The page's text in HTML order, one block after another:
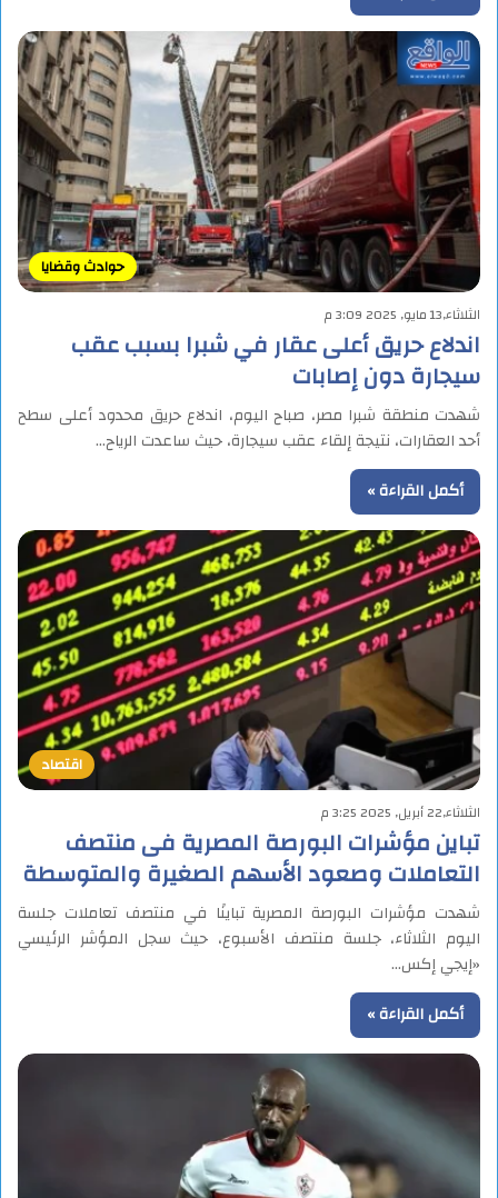
حوادث وقضايا
الثلاثاء,13 مايو, 2025 3:09 م
اندلاع حريق أعلى عقار في شبرا بسبب عقب
سيجارة دون إصابات
شهدت منطقة شبرا مصر، صباح اليوم، اندلاع حريق محدود أعلى سطح
أحد العقارات، نتيجة إلقاء عقب سيجارة، حيث ساعدت الرياح…
أكمل القراءة »
اقتصاد
الثلاثاء,22 أبريل, 2025 3:25 م
تباين مؤشرات البورصة المصرية فى منتصف
التعاملات وصعود الأسهم الصغيرة والمتوسطة
شهدت مؤشرات البورصة المصرية تباينًا في منتصف تعاملات جلسة
اليوم الثلاثاء، جلسة منتصف الأسبوع، حيث سجل المؤشر الرئيسي
«إيجي إكس…
أكمل القراءة »